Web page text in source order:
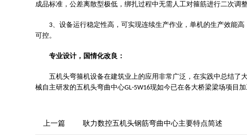
成品标准，公差离散型极低，绑扎过程中无需人工对箍筋进行二次调整
3 、设备运行稳定性高，可实现连续生产作业，单机的生产效能
可控。
专业设计，国情化改良：
五机头弯箍机设备在建筑业上的应用非常广泛，在实践中总结了
械自主研发的五机头弯曲中心GL-5W16现如今已在各大桥梁梁场项目加
上一篇 耿力数控五机头钢筋弯曲中心主要特点简述